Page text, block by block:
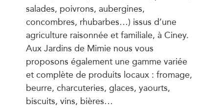
salades, poivrons, aubergines,
concombres, rhubarbes…) issus d’une
agriculture raisonnée et familiale, à Ciney.
Aux Jardins de Mimie nous vous
proposons également une gamme variée
et complète de produits locaux : fromage,
beurre, charcuteries, glaces, yaourts,
biscuits, vins, bières…